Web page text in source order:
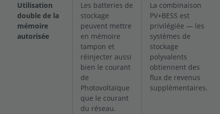
Utilisation
double de la
mémoire
autorisée
Les batteries de
stockage
peuvent mettre
en mémoire
tampon et
réinjecter aussi
bien le courant
de
Photovoltaïque
que le courant
du réseau.
La combinaison
PV+BESS est
privilégiée — les
systèmes de
stockage
polyvalents
obtiennent des
flux de revenus
supplémentaires.